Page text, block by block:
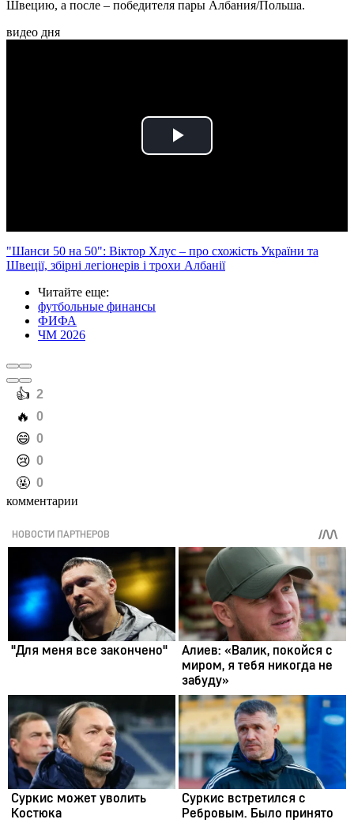
Швецию, а после – победителя пары Албания/Польша.
видео дня
Play
"Шанси 50 на 50": Віктор Хлус – про схожість України та
Швеції, збірні легіонерів і трохи Албанії
Читайте еще:
футбольные финансы
ФИФА
ЧМ 2026
️👍 2
️🔥 0
️😄 0
️😢 0
️🤬 0
комментарии